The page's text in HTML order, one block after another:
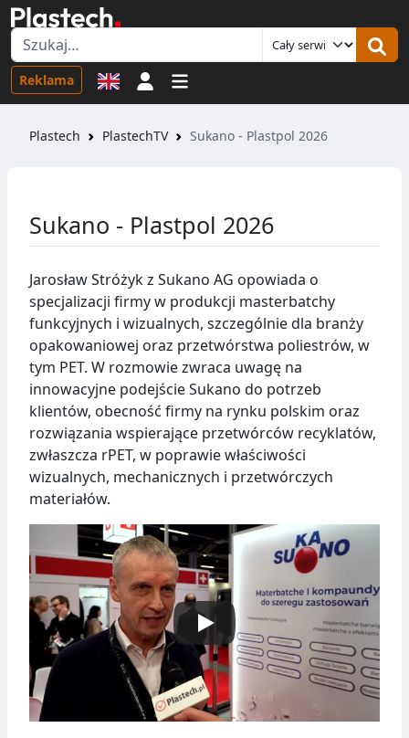
Reklama Logowanie
Plastech PlastechTV Sukano - Plastpol 2026
Sukano - Plastpol 2026
Jarosław Stróżyk z Sukano AG opowiada o
specjalizacji firmy w produkcji masterbatchy
funkcyjnych i wizualnych, szczególnie dla branży
opakowaniowej oraz przetwórstwa poliestrów, w
tym PET. W rozmowie zwraca uwagę na
innowacyjne podejście Sukano do potrzeb
klientów, obecność firmy na rynku polskim oraz
rozwiązania wspierające przetwórców recyklatów,
zwłaszcza rPET, w poprawie właściwości
wizualnych, mechanicznych i przetwórczych
materiałów.